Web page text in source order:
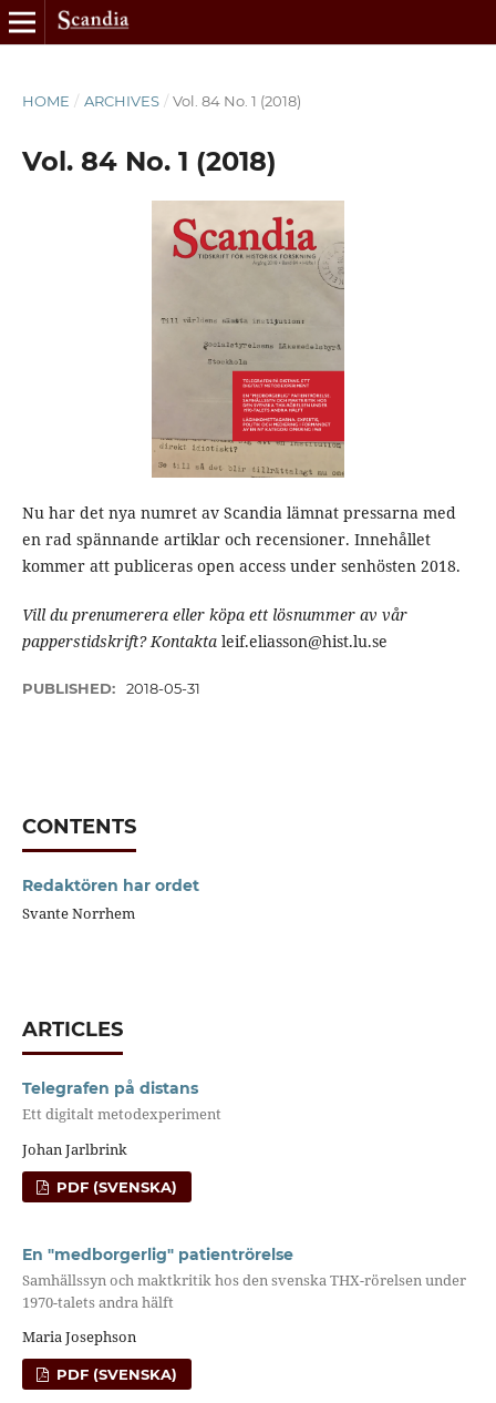
HOME / ARCHIVES / Vol. 84 No. 1 (2018)
Vol. 84 No. 1 (2018)
Nu har det nya numret av Scandia lämnat pressarna med
en rad spännande artiklar och recensioner. Innehållet
kommer att publiceras open access under senhösten 2018.
Vill du prenumerera eller köpa ett lösnummer av vår
papperstidskrift? Kontaktaleif.eliasson@hist.lu.se
PUBLISHED: 2018-05-31
CONTENTS
Redaktören har ordet
Svante Norrhem
ARTICLES
Telegrafen på distans
Ett digitalt metodexperiment
Johan Jarlbrink
PDF (SVENSKA)
En "medborgerlig" patientrörelse
Samhällssyn och maktkritik hos den svenska THX-rörelsen under
1970-talets andra hälft
Maria Josephson
PDF (SVENSKA)